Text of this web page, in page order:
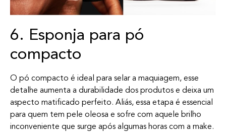
6. Esponja para pó
compacto
O pó compacto é ideal para selar a maquiagem, esse
detalhe aumenta a durabilidade dos produtos e deixa um
aspecto matificado perfeito. Aliás, essa etapa é essencial
para quem tem pele oleosa e sofre com aquele brilho
inconveniente que surge após algumas horas com a make.